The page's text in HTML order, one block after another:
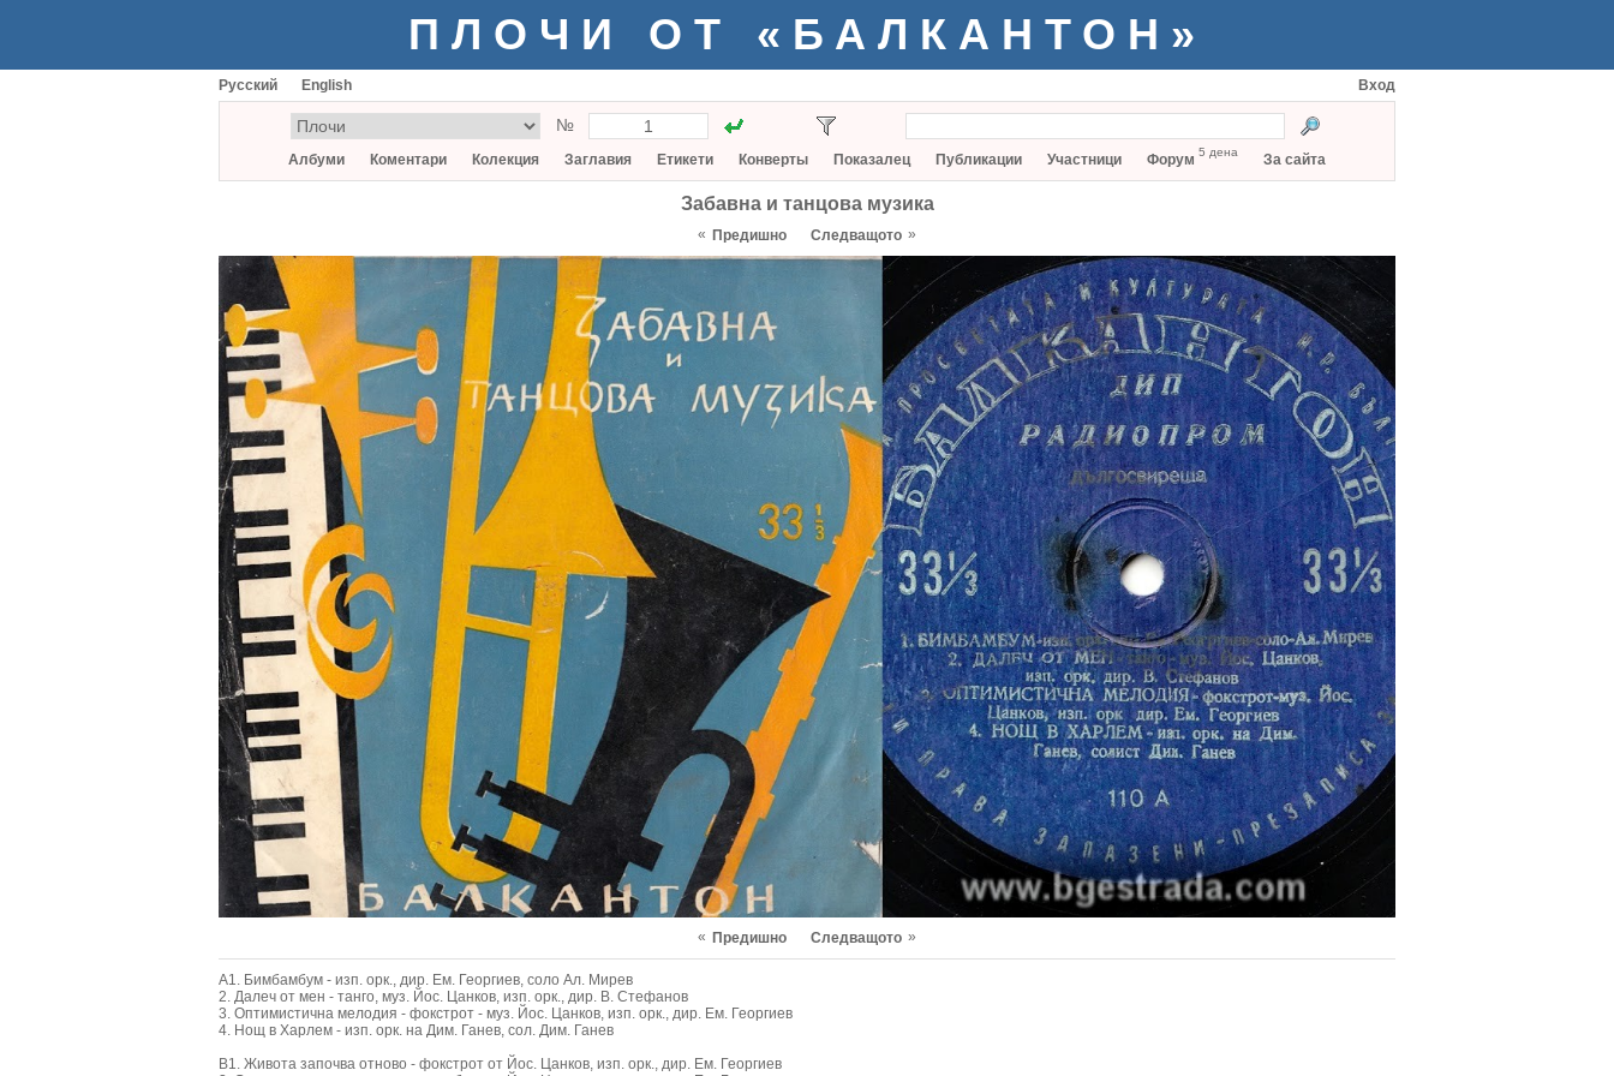
ПЛОЧИ ОТ «БАЛКАНТОН»
Русский English Вход
№
Албуми Коментари Колекция Заглавия Етикети Конверты Показалец Публикации Участници Форум 5 дена За сайта
Забавна и танцова музика
« Предишно Следващото »
« Предишно Следващото »
A1. Бимбамбум - изп. орк., дир. Ем. Георгиев, соло Ал. Мирев
2. Далеч от мен - танго, муз. Йос. Цанков, изп. орк., дир. В. Стефанов
3. Оптимистична мелодия - фокстрот - муз. Йос. Цанков, изп. орк., дир. Ем. Георгиев
4. Нощ в Харлем - изп. орк. на Дим. Ганев, сол. Дим. Ганев
B1. Живота започва отново - фокстрот от Йос. Цанков, изп. орк., дир. Ем. Георгиев